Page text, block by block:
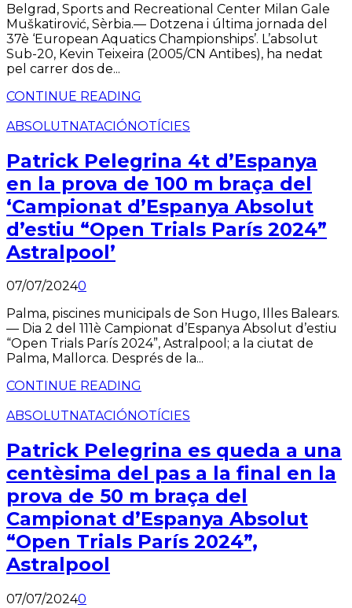
Belgrad, Sports and Recreational Center Milan Gale
Muškatirović, Sèrbia.— Dotzena i última jornada del
37è ‘European Aquatics Championships’. L’absolut
Sub-20, Kevin Teixeira (2005/CN Antibes), ha nedat
pel carrer dos de...
CONTINUE READING
ABSOLUTNATACIÓNOTÍCIES
Patrick Pelegrina 4t d’Espanya
en la prova de 100 m braça del
‘Campionat d’Espanya Absolut
d’estiu “Open Trials París 2024”
Astralpool’
07/07/20240
Palma, piscines municipals de Son Hugo, Illes Balears.
— Dia 2 del 111è Campionat d’Espanya Absolut d’estiu
“Open Trials París 2024”, Astralpool; a la ciutat de
Palma, Mallorca. Després de la...
CONTINUE READING
ABSOLUT NATACIÓ NOTÍCIES
Patrick Pelegrina es queda a una
centèsima del pas a la final en la
prova de 50 m braça del
Campionat d’Espanya Absolut
“Open Trials París 2024”,
Astralpool
07/07/20240